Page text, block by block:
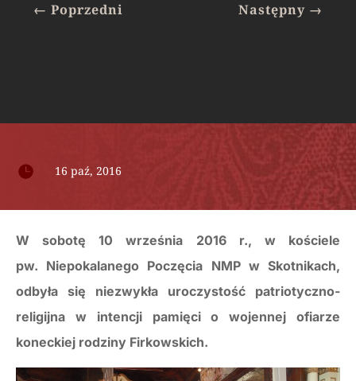
←Poprzedni Następny→
 16 paź, 2016
W sobotę 10 września 2016 r., w kościele
pw. Niepokalanego Poczęcia NMP w Skotnikach,
odbyła się niezwykła uroczystość patriotyczno-
religijna w intencji pamięci o wojennej ofiarze
koneckiej rodziny Firkowskich.